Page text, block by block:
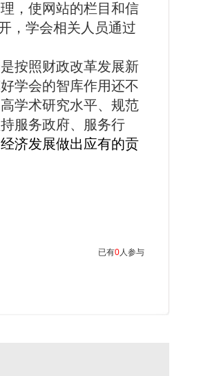
，使网站的栏目和信
，学会相关人员通过
按照财政改革发展新
学会的智库作用还不
学术研究水平、规范
持服务政府、服务行
济发展做出应有的贡
已有0人参与